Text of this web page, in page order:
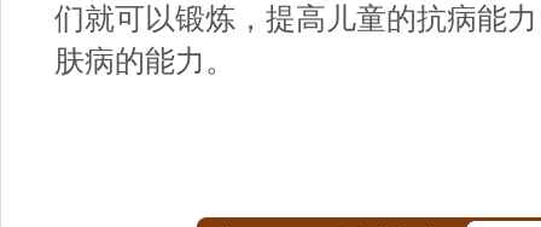
们就可以锻炼，提高儿童的抗病能
肤病的能力。